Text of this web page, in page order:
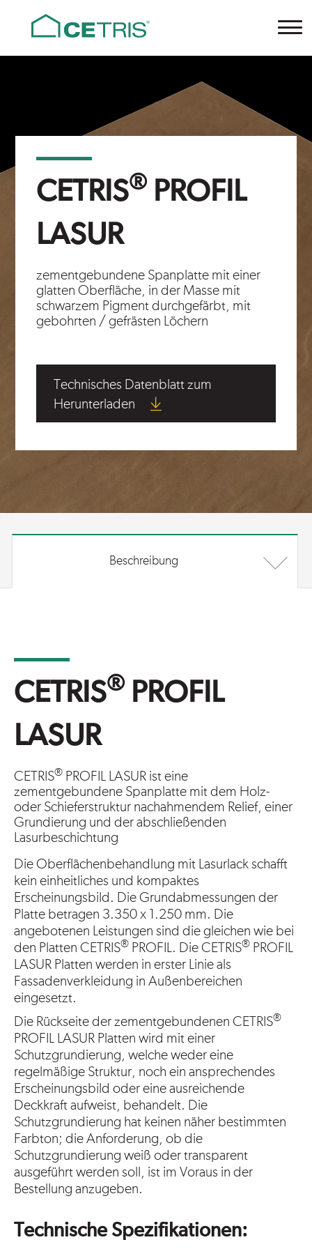
Cetris
CETRIS® PROFIL
LASUR
zementgebundene Spanplatte mit einer
glatten Oberfläche, in der Masse mit
schwarzem Pigment durchgefärbt, mit
gebohrten / gefrästen Löchern
Technisches Datenblatt zum
Herunterladen
Beschreibung
CETRIS® PROFIL
LASUR
CETRIS® PROFIL LASUR ist eine
zementgebundene Spanplatte mit dem Holz-
oder Schieferstruktur nachahmendem Relief, einer
Grundierung und der abschließenden
Lasurbeschichtung
Die Oberflächenbehandlung mit Lasurlack schafft
kein einheitliches und kompaktes
Erscheinungsbild. Die Grundabmessungen der
Platte betragen 3.350 x 1.250 mm. Die
angebotenen Leistungen sind die gleichen wie bei
den Platten CETRIS® PROFIL. Die CETRIS® PROFIL
LASUR Platten werden in erster Linie als
Fassadenverkleidung in Außenbereichen
eingesetzt.
Die Rückseite der zementgebundenen CETRIS®
PROFIL LASUR Platten wird mit einer
Schutzgrundierung, welche weder eine
regelmäßige Struktur, noch ein ansprechendes
Erscheinungsbild oder eine ausreichende
Deckkraft aufweist, behandelt. Die
Schutzgrundierung hat keinen näher bestimmten
Farbton; die Anforderung, ob die
Schutzgrundierung weiß oder transparent
ausgeführt werden soll, ist im Voraus in der
Bestellung anzugeben.
Technische Spezifikationen: